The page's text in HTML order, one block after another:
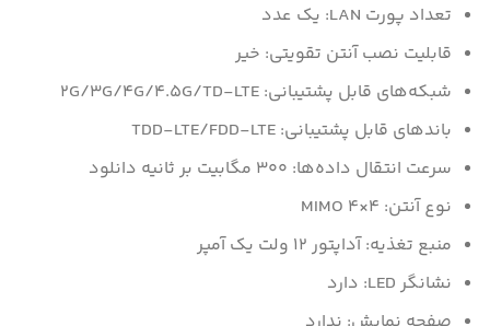
تعداد پورت LAN: یک عدد
قابلیت نصب آنتن تقویتی: خیر
شبکه‌های قابل پشتیبانی: 2G/3G/4G/4.5G/TD-LTE
باندهای قابل پشتیبانی: TDD-LTE/FDD-LTE
سرعت انتقال داده‌ها: 300 مگابیت بر ثانیه دانلود
نوع آنتن: MIMO 4×4
منبع تغذیه: آداپتور 12 ولت یک آمپر
نشانگر LED: دارد